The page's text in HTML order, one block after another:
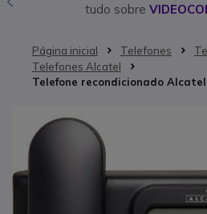
tudo sobre
Página inicial Telefones
Telefones Alcatel
Telefone recondicionado
Saltar para o final da Galeria de